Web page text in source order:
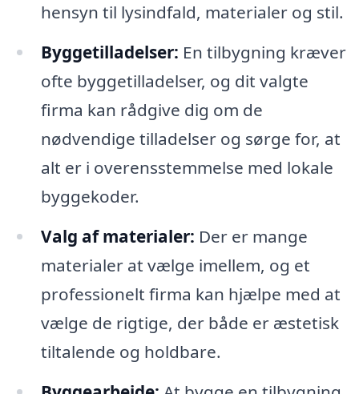
hensyn til lysindfald, materialer og stil.
Byggetilladelser: En tilbygning kræver
ofte byggetilladelser, og dit valgte
firma kan rådgive dig om de
nødvendige tilladelser og sørge for, at
alt er i overensstemmelse med lokale
byggekoder.
Valg af materialer: Der er mange
materialer at vælge imellem, og et
professionelt firma kan hjælpe med at
vælge de rigtige, der både er æstetisk
tiltalende og holdbare.